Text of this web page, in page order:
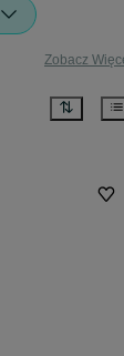
Zobacz